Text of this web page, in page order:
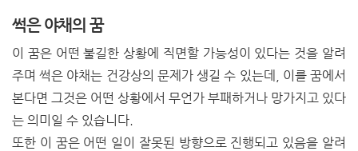
썩은 야채의 꿈
이 꿈은 어떤 불길한 상황에 직면할 가능성이 있다는 것을 알려
주며 썩은 야채는 건강상의 문제가 생길 수 있는데, 이를 꿈에서
본다면 그것은 어떤 상황에서 무언가 부패하거나 망가지고 있다
는 의미일 수 있습니다.
또한 이 꿈은 어떤 일이 잘못된 방향으로 진행되고 있음을 알려